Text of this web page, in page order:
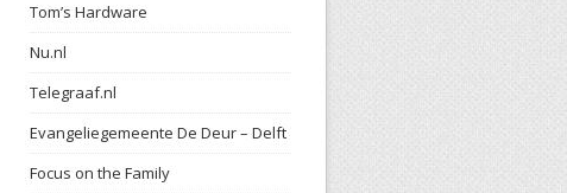
Tom’s Hardware
Nu.nl
Telegraaf.nl
Evangeliegemeente De Deur – Delft
Focus on the Family